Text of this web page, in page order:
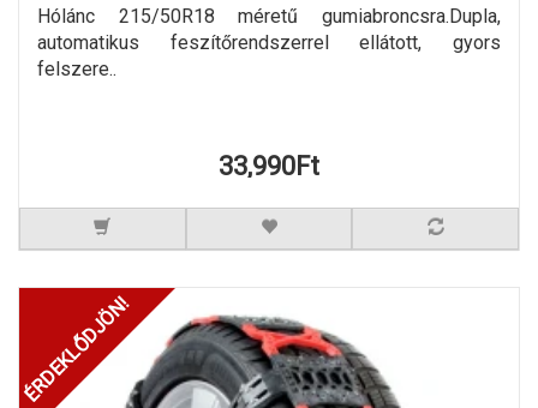
Hólánc 215/50R18 méretű gumiabroncsra.Dupla,
automatikus feszítőrendszerrel ellátott, gyors
felszere..
33,990Ft
ÉRDEKLŐDJÖN!